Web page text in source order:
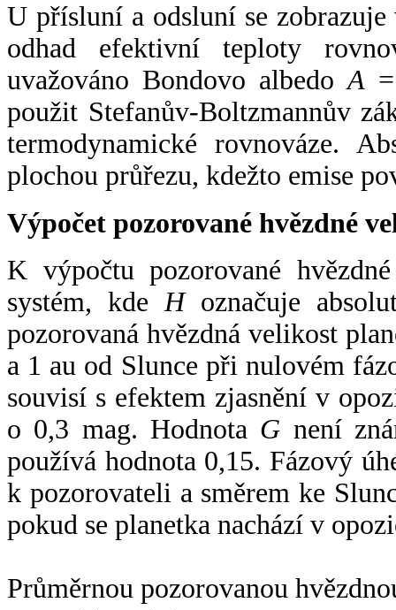
U přísluní a odsluní se
odhad efektivní teploty
uvažováno Bondovo albedoA
použit Stefanův-Boltzmannův
termodynamické rovnováze.
plochou průřezu, kdežto emise
Výpočet pozorované hvězdné
K výpočtu pozorované
systém, kde Hoznačuje
pozorovaná hvězdná velikost
a 1 au od Slunce při nulovém
souvisí s efektem zjasnění v
o 0,3 mag. Hodnota G není
používá hodnota 0,15. Fázový
k pozorovateli a směrem ke
pokud se planetka nachází v
Průměrnou pozorovanou